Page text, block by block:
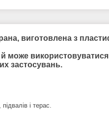
виготовлена з
може
застосувань.
і терас.